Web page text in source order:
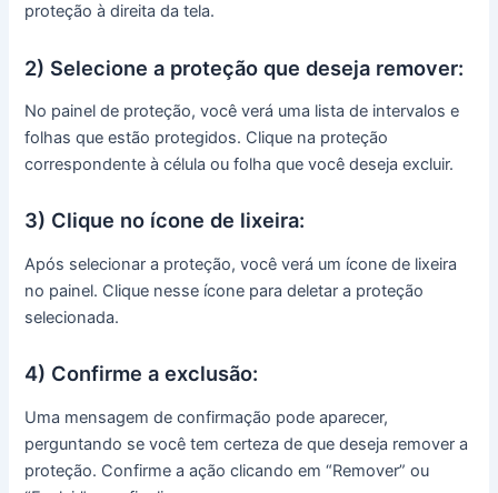
proteção à direita da tela.
2) Selecione a proteção que deseja remover:
No painel de proteção, você verá uma lista de intervalos e
folhas que estão protegidos. Clique na proteção
correspondente à célula ou folha que você deseja excluir.
3) Clique no ícone de lixeira:
Após selecionar a proteção, você verá um ícone de lixeira
no painel. Clique nesse ícone para deletar a proteção
selecionada.
4) Confirme a exclusão:
Uma mensagem de confirmação pode aparecer,
perguntando se você tem certeza de que deseja remover a
proteção. Confirme a ação clicando em “Remover” ou